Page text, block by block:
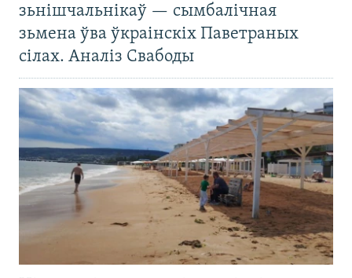
зьнішчальнікаў — сымбалічная
зьмена ўва ўкраінскіх Паветраных
сілах. Аналіз Свабоды